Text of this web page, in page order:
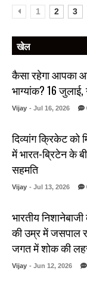
1 2 3
खेल
कैसा रहेगा आपका
भाग्यांक? 16
Vijay - Jul 16, 2026
दिव्यांग क्रिकेट को
में भारत-ब्रिटेन के
सहमति
Vijay - Jul 13, 2026
भारतीय
की उम्र में जसपाल
जगत में शोक की
Vijay - Jun 12, 2026